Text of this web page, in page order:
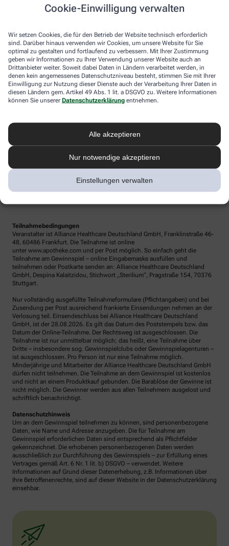
Cookie-Einwilligung verwalten
Wir setzen Cookies, die für den Betrieb der Website technisch erforderlich
sind. Darüber hinaus verwenden wir Cookies, um unsere Website für Sie
optimal zu gestalten und fortlaufend zu verbessern. Mit Ihrer Zustimmung
geben wir Informationen zu Ihrer Verwendung unserer Website auch an
Drittanbieter weiter. Soweit dabei Daten in Ländern verarbeitet werden, in
denen kein angemessenes Datenschutzniveau besteht, stimmen Sie mit Ihrer
Einwilligung zur Nutzung dieser Dienste auch der Verarbeitung Ihrer Daten in
diesen Ländern gem. Artikel 49 Abs. 1 lit. a DSGVO zu. Weitere Informationen
können Sie unserer Datenschutzerklärung entnehmen.
Alle akzeptieren
Nur notwendige akzeptieren
Einstellungen verwalten
Teilnahmebedingungen
Veranstalter ist Alliance Healthcare Deutschland GmbH, Franklinstraße 46-
48, 60486 Frankfurt. Die Teilnahme ist online
unter www.apotheke.com und per Post möglich. So einfach geht die
Teilnahme am Gewinnspiel – online Eingabemaske ausfüllen und
teilnehmen oder Postkarte senden an: Alliance Healthcare Deutschland
GmbH, Despina Kalaitzidou, Stichwort „Sterilium“, Pragstraße 154, 70376
Stuttgart.
Nur vollständig ausgefüllte Teilnahmeformulare (Pflichtangaben) und bei
Zusendung per Post ausreichend frankierte Einsendungen nehmen an der
Verlosung teil. Einsendeschluss bei Alliance Healthcare Deutschland
GmbH, ist der 28.08.2026. Es gilt das Datum des Poststempels bzw. das
Datum der Online-Teilnahme. Der Rechtsweg ist ausgeschlossen. Die
Teilnahme ist nur unmittelbar möglich; das heißt, eine Teilnahme über
Dritte – insbesondere sog. Gewinnspielclubs oder Gewinnspielagenturen –
ist ausgeschlossen. Pro Person ist nur eine Teilnahme möglich.
Minderjährige und Mitarbeiter der Alliance Healthcare Deutschland GmbH
dürfen nicht teilnehmen. Die Teilnahme an dem Gewinnspiel ist kostenlos
und nicht an einem Produktkauf gebunden. Die Barablöse der Gewinne ist
nicht möglich. Die Gewinner werden aus allen Teilnehmern ausgelost und
schriftlich benachrichtigt.
Datenschutzhinweis
Um an dem Gewinnspiel teilnehmen zu können, sind personenbezogene
Daten, wie Name und Adresse anzugeben. Die für Teilnahme am
Gewinnspiel erforderlichen Daten sind entsprechend als Pflichtfelder
gekennzeichnet. Die erhobenen personenbezogenen Daten werden
ausschließlich zur Durchführung des Gewinnspiels – zur Erfüllung eines
Vertrages gemäß Art. 6 Nr. 1 lit. b) DSGVO – verwendet. Weitere
Informationen auf Grund dieser Datenerhebung, z.B. Informationen über
Ihre Betroffenenrechte, sind auf dieser Website in der Datenschutzerklärung
einsehbar.